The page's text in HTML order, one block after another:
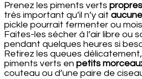
Prenez les piments verts
très important qu’il n’y ait
pickle pourrait fermenter ou
Faites-les sécher à l’air libre ou
pendant quelques heures si
Retirez les queues
piments verts en petits
couteau ou d’une paire de